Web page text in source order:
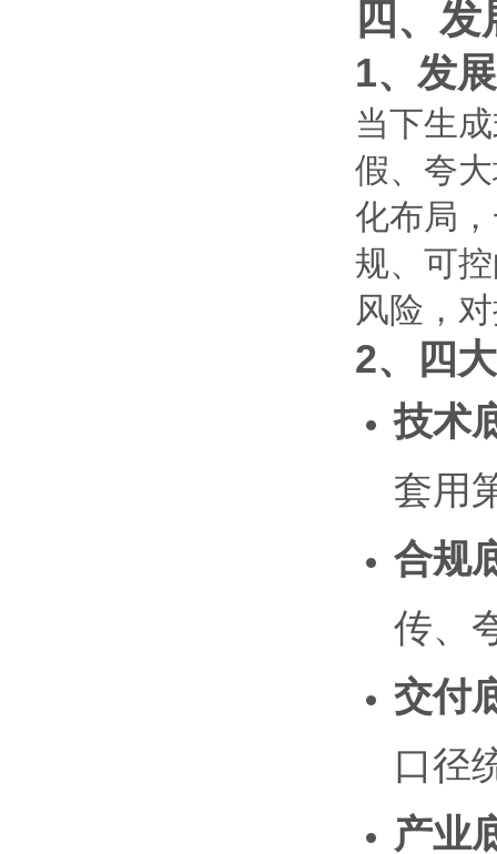
四、
1、发
当下生
假、夸
化布局
规、可
风险，
2、四
技术
套用
合规
传、
交付
口径
产业